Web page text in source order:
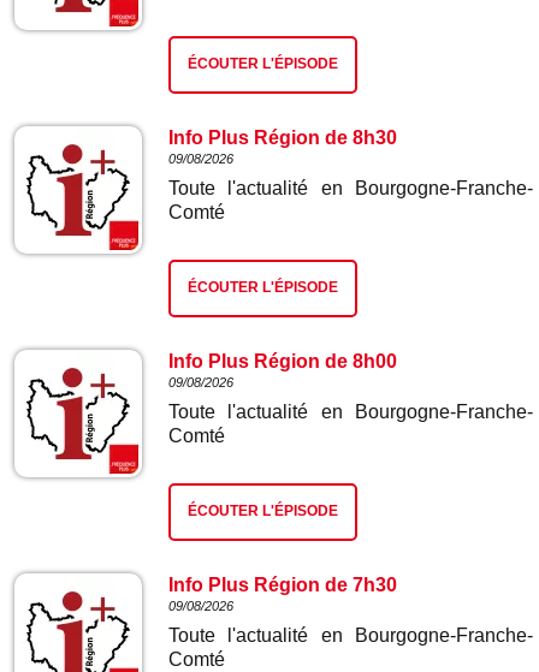
ÉCOUTER L'ÉPISODE
Info Plus Région de 8h30
09/08/2026
Toute l'actualité en Bourgogne-Franche-
Comté
ÉCOUTER L'ÉPISODE
Info Plus Région de 8h00
09/08/2026
Toute l'actualité en Bourgogne-Franche-
Comté
ÉCOUTER L'ÉPISODE
Info Plus Région de 7h30
09/08/2026
Toute l'actualité en Bourgogne-Franche-
Comté